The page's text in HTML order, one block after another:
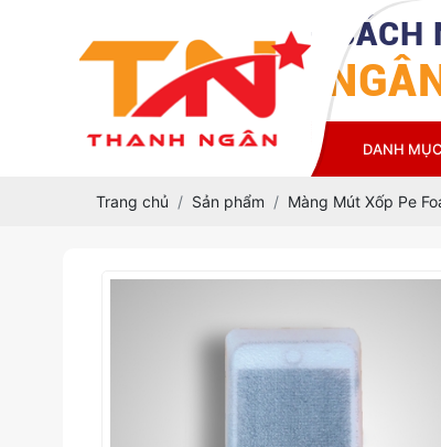
CÔNG TY TNHH CÁCH
THANH
TRANG CHỦ GIỚI THIỆU DANH
Trang chủ Sản phẩm Màng Mút Xốp Pe